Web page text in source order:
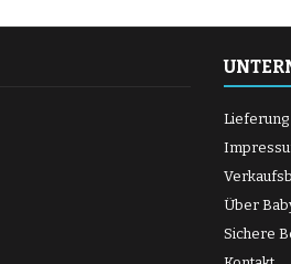
Lieferung
Über
Sichere